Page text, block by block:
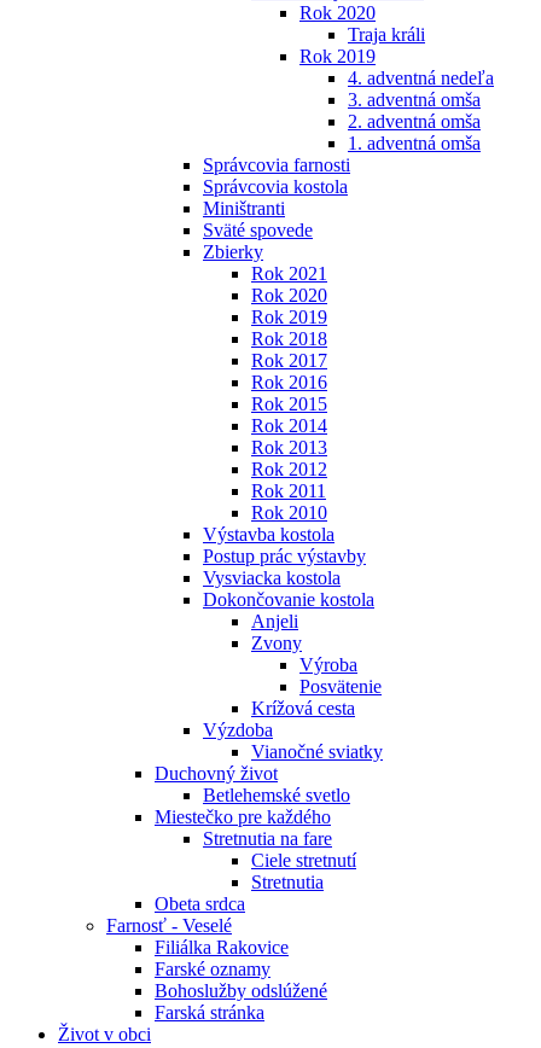
Rok 2020
Traja králi
Rok 2019
4. adventná nedeľa
3. adventná omša
2. adventná omša
1. adventná omša
Správcovia farnosti
Správcovia kostola
Miništranti
Sväté spovede
Zbierky
Rok 2021
Rok 2020
Rok 2019
Rok 2018
Rok 2017
Rok 2016
Rok 2015
Rok 2014
Rok 2013
Rok 2012
Rok 2011
Rok 2010
Výstavba kostola
Postup prác výstavby
Vysviacka kostola
Dokončovanie kostola
Anjeli
Zvony
Výroba
Posvätenie
Krížová cesta
Výzdoba
Vianočné sviatky
Duchovný život
Betlehemské svetlo
Miestečko pre každého
Stretnutia na fare
Ciele stretnutí
Stretnutia
Obeta srdca
Farnosť - Veselé
Filiálka Rakovice
Farské oznamy
Bohoslužby odslúžené
Farská stránka
Život v obci